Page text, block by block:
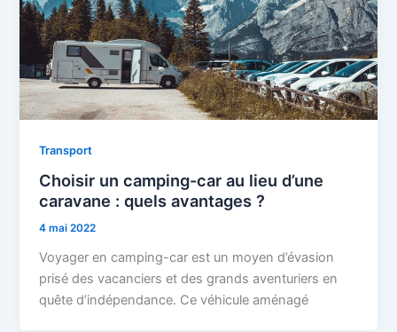
Transport
Choisir un camping-car au lieu d’une
caravane : quels avantages ?
4 mai 2022
Voyager en camping-car est un moyen d’évasion
prisé des vacanciers et des grands aventuriers en
quête d’indépendance. Ce véhicule aménagé